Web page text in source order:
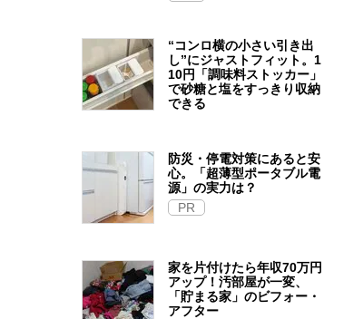
“コンロ横の小さい引き出
し”にジャストフィット。1
10円「調味料ストッカー」
で砂糖と塩をすっきり収納
できる
防災・停電対策にあると安
心。「超薄型ポータブル電
源」の実力は？​
PR
家を片付けたら年収70万円
アップ！汚部屋が一変、
「貯まる家」のビフォー・
アフター